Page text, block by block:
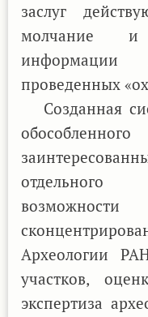
заслуг
молчание и
информации
проведенных
Созданная
отдельного
Археологии
участков,
экспертиза